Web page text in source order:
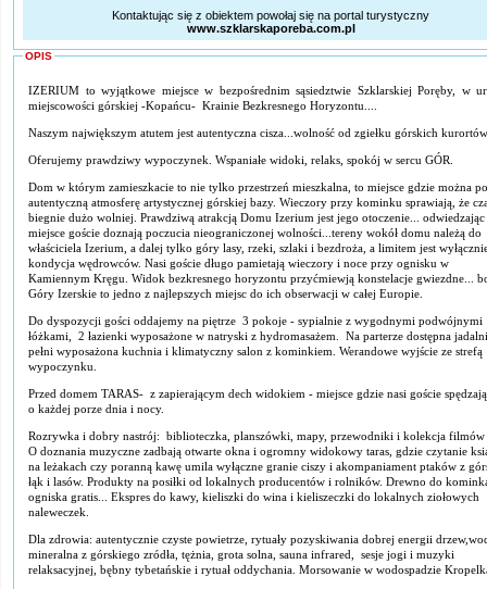
Kontaktując się z obiektem powołaj się na portal turystyczny
www.szklarskaporeba.com.pl
OPIS
IZERIUM to wyjątkowe miejsce w bezpośrednim sąsiedztwie Szklarskiej Poręby, w
miejscowości górskiej -Kopańcu- Krainie Bezkresnego Horyzontu....
Naszym największym atutem jest autentyczna cisza...wolność od zgiełku górskich
Oferujemy prawdziwy wypoczynek. Wspaniałe widoki, relaks, spokój w sercu GÓR.
Dom w którym zamieszkacie to nie tylko przestrzeń mieszkalna, to miejsce gdzie można
autentyczną atmosferę artystycznej górskiej bazy. Wieczory przy kominku sprawiają, że
biegnie dużo wolniej. Prawdziwą atrakcją Domu Izerium jest jego otoczenie... odwiedzając
miejsce goście doznają poczucia nieograniczonej wolności...tereny wokół domu należą do
właściciela Izerium, a dalej tylko góry lasy, rzeki, szlaki i bezdroża, a limitem jest
kondycja wędrowców. Nasi goście długo pamietają wieczory i noce przy ognisku w
Kamiennym Kręgu. Widok bezkresnego horyzontu przyćmiewją konstelacje gwiezdne...
Góry Izerskie to jedno z najlepszych miejsc do ich obserwacji w całej Europie.
Do dyspozycji gości oddajemy na piętrze 3 pokoje - sypialnie z wygodnymi podwójnymi
łóżkami, 2 łazienki wyposażone w natryski z hydromasażem. Na parterze dostępna
pełni wyposażona kuchnia i klimatyczny salon z kominkiem. Werandowe wyjście ze strefą
wypoczynku.
Przed domem TARAS- z zapierającym dech widokiem - miejsce gdzie nasi goście spędzają
o każdej porze dnia i nocy.
Rozrywka i dobry nastrój: biblioteczka, planszówki, mapy, przewodniki i kolekcja
O doznania muzyczne zadbają otwarte okna i ogromny widokowy taras, gdzie czytanie
na leżakach czy poranną kawę umila wyłączne granie ciszy i akompaniament ptaków z
łąk i lasów. Produkty na posiłki od lokalnych producentów i rolników. Drewno do
ogniska gratis... Ekspres do kawy, kieliszki do wina i kieliszeczki do lokalnych ziołowych
naleweczek.
Dla zdrowia: autentycznie czyste powietrze, rytuały pozyskiwania dobrej energii
mineralna z górskiego zródła, tężnia, grota solna, sauna infrared, sesje jogi i muzyki
relaksacyjnej, bębny tybetańskie i rytuał oddychania. Morsowanie w wodospadzie